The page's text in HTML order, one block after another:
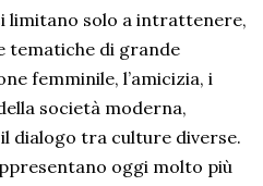
limitano solo a intrattenere,
tematiche di grande
femminile, l’amicizia, i
società moderna,
dialogo tra culture diverse.
oggi molto più